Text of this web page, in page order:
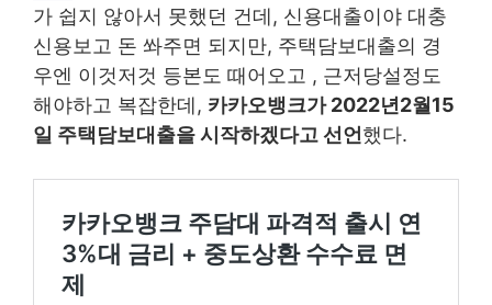
가 쉽지 않아서 못했던 건데, 신용대출이야 대충
신용보고 돈 쏴주면 되지만, 주택담보대출의 경
우엔 이것저것 등본도 때어오고 , 근저당설정도
해야하고 복잡한데, 카카오뱅크가 2022년2월15
일 주택담보대출을 시작하겠다고 선언했다.